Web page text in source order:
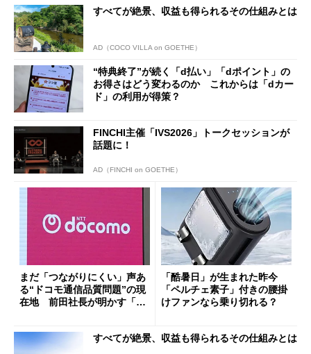
すべてが絶景、収益も得られるその仕組みとは
AD（COCO VILLA on GOETHE）
“特典終了”が続く「d払い」「dポイント」の
お得さはどう変わるのか これからは「dカー
ド」の利用が得策？
FINCHI主催「IVS2026」トークセッションが
話題に！
AD（FINCHI on GOETHE）
まだ「つながりにくい」声あ
る“ドコモ通信品質問題”の現
在地 前田社長が明かす「道
「酷暑日」が生まれた昨今
「ペルチェ素子」付きの腰掛
けファンなら乗り切れる？
すべてが絶景、収益も得られるその仕組みとは